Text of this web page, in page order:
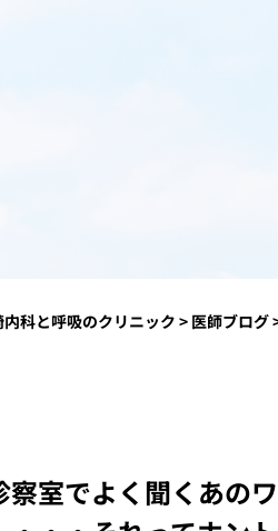
科と呼吸のクリニック > 医師ブログ
察室でよく聞くあの